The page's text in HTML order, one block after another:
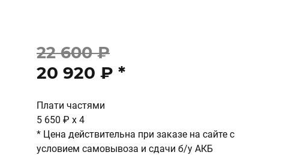
22 600 ₽
20 920 ₽ *
Плати частями
5 650 ₽ x 4
* Цена действительна при заказе на сайте с
условием самовывоза и сдачи б/у АКБ